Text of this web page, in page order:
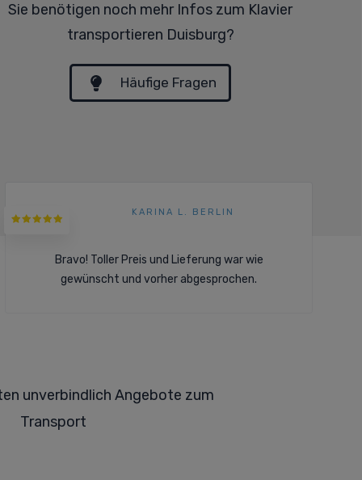
Sie benötigen noch mehr Infos zum Klavier
transportieren Duisburg?
Häufige Fragen
KARINA L. BERLIN
Bravo! Toller Preis und Lieferung war wie
gewünscht und vorher abgesprochen.
unverbindlich Angebote zum
Transport